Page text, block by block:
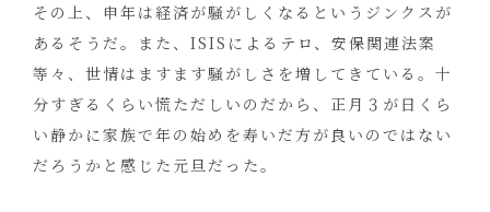
その上、申年は経済が騒がしくなるというジンクスが
あるそうだ。また、ISISによるテロ、安保関連法案
等々、世情はますます騒がしさを増してきている。十
分すぎるくらい慌ただしいのだから、正月３が日くら
い静かに家族で年の始めを寿いだ方が良いのではない
だろうかと感じた元旦だった。